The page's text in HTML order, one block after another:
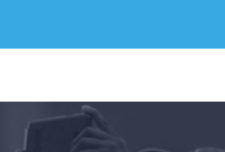
Inicio